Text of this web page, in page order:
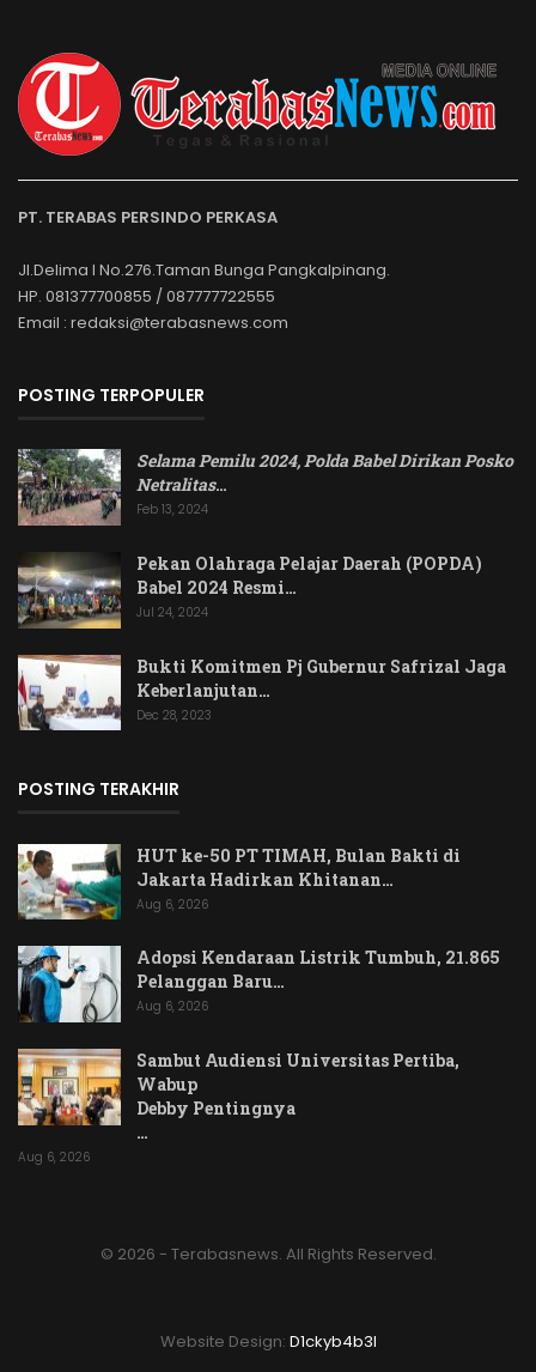
PT. TERABAS PERSINDO PERKASA
Jl.Delima I No.276.Taman Bunga Pangkalpinang.
HP. 081377700855 / 087777722555
Email : redaksi@terabasnews.com
POSTING TERPOPULER
Selama Pemilu 2024, Polda Babel Dirikan Posko
Netralitas…
Feb 13, 2024
Pekan Olahraga Pelajar Daerah (POPDA)
Babel 2024 Resmi…
Jul 24, 2024
Bukti Komitmen Pj Gubernur Safrizal Jaga
Keberlanjutan…
Dec 28, 2023
POSTING TERAKHIR
HUT ke-50 PT TIMAH, Bulan Bakti di
Jakarta Hadirkan Khitanan…
Aug 6, 2026
Adopsi Kendaraan Listrik Tumbuh, 21.865
Pelanggan Baru…
Aug 6, 2026
Sambut Audiensi Universitas Pertiba,
Wabup
Debby Pentingnya
…
Aug 6, 2026
© 2026 - Terabasnews. All Rights Reserved.
Website Design: D1ckyb4b3l